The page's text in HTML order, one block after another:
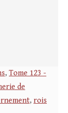
, Tome 123 -
de
, rois